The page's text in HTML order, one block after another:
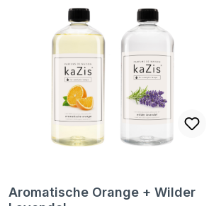
Aromatische Orange + Wilder